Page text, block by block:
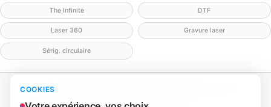
COOKIES
The Infinite DTF
Laser 360 Gravure laser
Sérig. circulaire
Mentions légales